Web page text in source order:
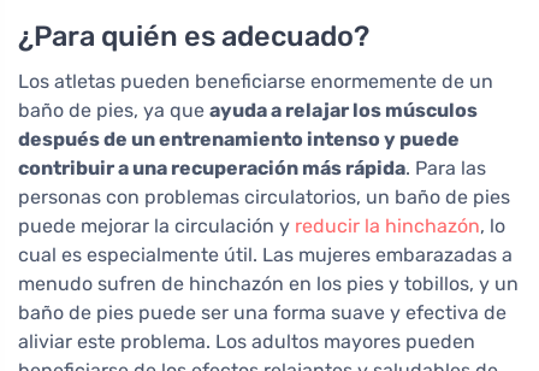
¿Para quién es adecuado?
Los atletas pueden beneficiarse enormemente de un
baño de pies, ya que ayuda a relajar los músculos
después de un entrenamiento intenso y puede
contribuir a una recuperación más rápida. Para las
personas con problemas circulatorios, un baño de pies
puede mejorar la circulación y reducir la hinchazón, lo
cual es especialmente útil. Las mujeres embarazadas a
menudo sufren de hinchazón en los pies y tobillos, y un
baño de pies puede ser una forma suave y efectiva de
aliviar este problema. Los adultos mayores pueden